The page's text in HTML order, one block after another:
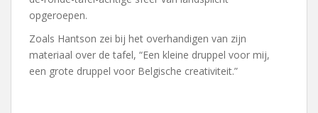
opgeroepen.
Zoals Hantson zei bij het overhandigen van zijn
materiaal over de tafel, “Een kleine druppel voor mij,
een grote druppel voor Belgische creativiteit.”